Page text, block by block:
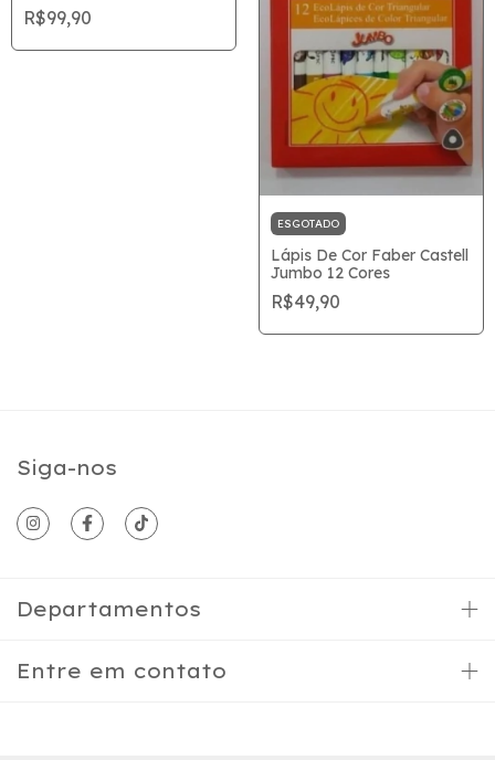
R$99,90
ESGOTADO
Lápis De Cor Faber Castell
Jumbo 12 Cores
R$49,90
Siga-nos
Departamentos
Entre em contato